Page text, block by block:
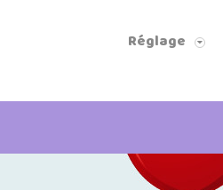
Réglage